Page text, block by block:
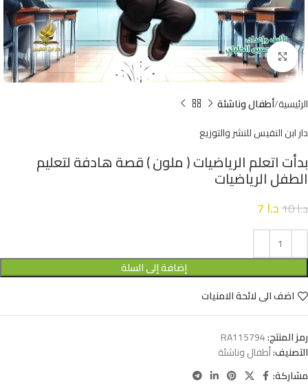
Click to enlarge
الرئيسية أطفال وناشئة
دار ابن النفيس للنشر والتوزيع
بدأت اتعلم الرياضيات ( ملون ) قصة هادفة لتعليم
الطفل الرياضيات
د.ا10 د.ا
إضافة إلى السلة
اضف الى لائحة الامنيات
رمز المنتج:RA115794
التصنيف:أطفال وناشئة
مشاركة: